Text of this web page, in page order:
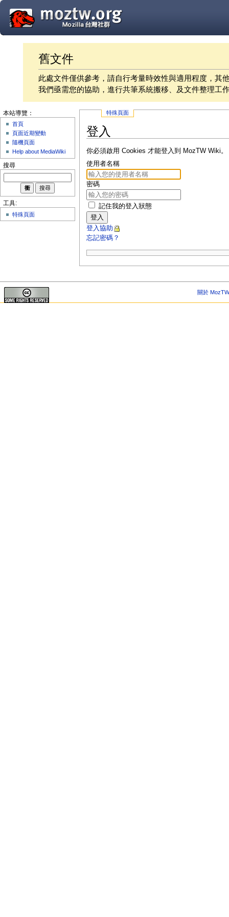
舊文件
此處文件僅供參考，請自行考量時效性與適用程度，其
我們亟需您的協助，進行共筆系統搬移、及文件整理工
特殊頁面
登入
你必須啟用 Cookies 才能登入到 MozTW Wiki。
使用者名稱
密碼
記住我的登入狀態
登入
登入協助
忘記密碼？
本站導覽：
首頁
頁面近期變動
隨機頁面
Help about MediaWiki
搜尋
工具:
特殊頁面
關於